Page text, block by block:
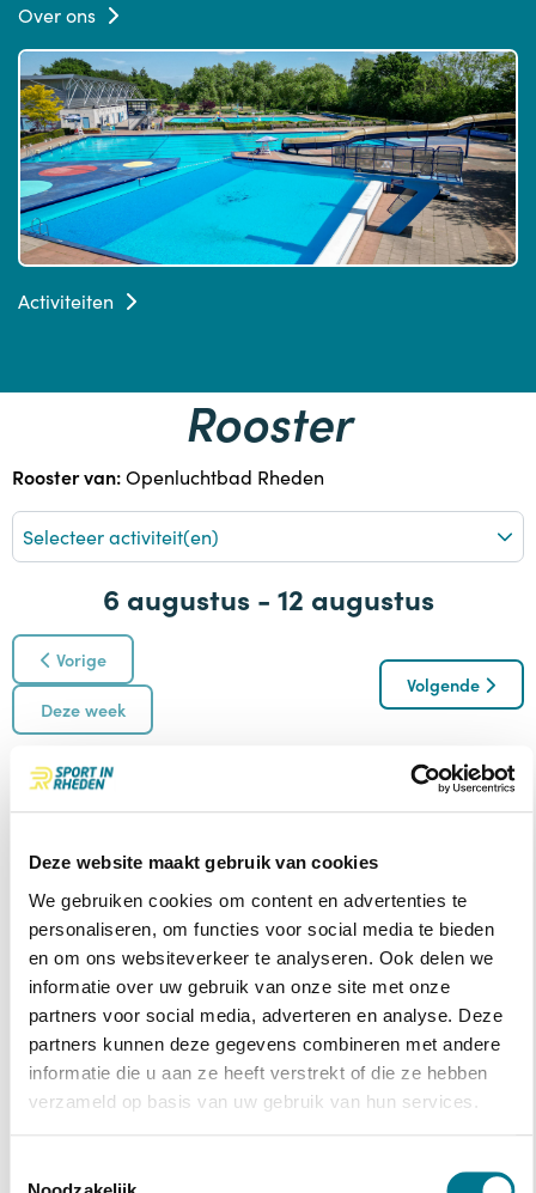
Deze website maakt gebruik van cookies
We gebruiken cookies om content en advertenties te
personaliseren, om functies voor social media te bieden
en om ons websiteverkeer te analyseren. Ook delen we
informatie over uw gebruik van onze site met onze
partners voor social media, adverteren en analyse. Deze
partners kunnen deze gegevens combineren met andere
informatie die u aan ze heeft verstrekt of die ze hebben
verzameld op basis van uw gebruik van hun services.
Over ons
Activiteiten
Rooster
Rooster van:Openluchtbad Rheden
Selecteer activiteit(en)
6 augustus - 12 augustus
Vorige
Deze week
Volgende
06 07 08 09 10 11 12
6 Donderdag
Geen resultaten